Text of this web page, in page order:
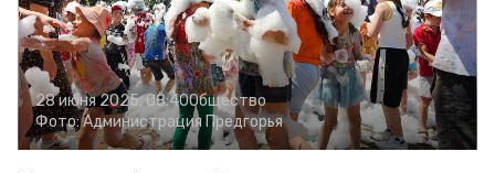
28 июня 2025, 08:40Общество
Фото:Администрация Предгорья